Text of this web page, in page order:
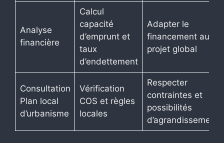
Analyse
financière
Calcul
capacité
d’emprunt et
taux
d’endettement
Adapter le
financement au
projet global
Consultation
Plan local
d’urbanisme
Vérification
COS et règles
locales
Respecter
contraintes et
possibilités
d’agrandissement